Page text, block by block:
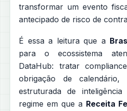
transformar um evento
antecipado de risco de
É essa a leitura que a
para o ecossistema
DataHub: tratar
obrigação de
estruturada de
regime em que a Receita